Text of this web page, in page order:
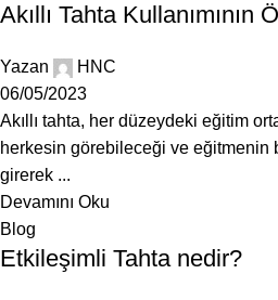
Akıllı Tahta Kullanımının
Yazan
HNC
06/05/2023
Akıllı tahta, her düzeydeki eğitim
herkesin görebileceği ve eğitmenin
girerek ...
Devamını Oku
Blog
Etkileşimli Tahta nedir?